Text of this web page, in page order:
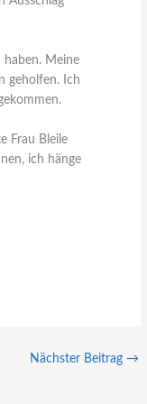
haben. Meine
geholfen. Ich
Frau Bleile
ich hänge
Nächster Beitrag →